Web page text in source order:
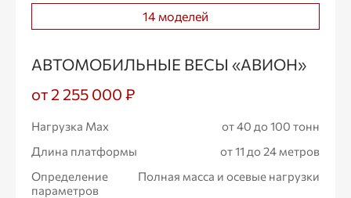
14 моделей
АВТОМОБИЛЬНЫЕ ВЕСЫ «АВИОН»
от 2 255 000 ₽
Нагрузка Max
от 40 до 100 тонн
Длина платформы
от 11 до 24 метров
Определение
параметров
Полная масса и осевые нагрузки